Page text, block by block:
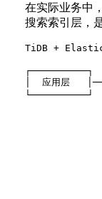
在实际业务中
搜索索引层，
TiDB +
┌──────────┐
│  应用层